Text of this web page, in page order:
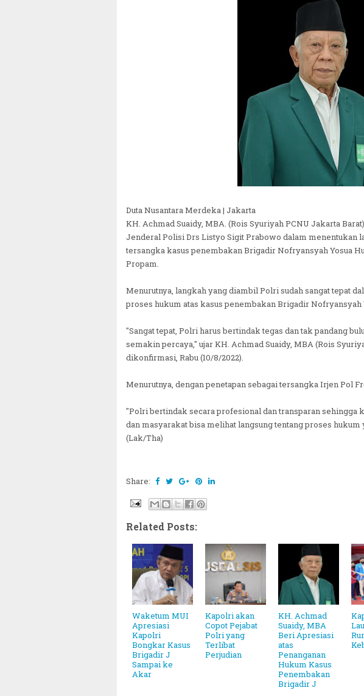
Duta Nusantara Merdeka | Jakarta
KH. Achmad Suaidy, MBA. (Rois Syuriyah PCNU Jakarta
Jenderal Polisi Drs Listyo Sigit Prabowo dalam menentukan
tersangka kasus penembakan Brigadir Nofryansyah Yosua
Propam.
Menurutnya, langkah yang diambil Polri sudah sangat tepat
proses hukum atas kasus penembakan Brigadir Nofryansyah
"Sangat tepat, Polri harus bertindak tegas dan tak pandang
semakin percaya," ujar KH. Achmad Suaidy, MBA (Rois
dikonfirmasi, Rabu (10/8/2022).
Menurutnya, dengan penetapan sebagai tersangka Irjen Pol
"Polri bertindak secara profesional dan transparan sehingga
dan masyarakat bisa melihat langsung tentang proses hukum
(Lak/Tha)
Share:
Related Posts:
Waketum MUI
Apresiasi
Kapolri
Bongkar Kasus
Brigadir J
Sampai ke
Akar
Kapolri akan
Copot Pejabat
Polri yang
Terlibat
Perjudian
KH. Achmad
Suaidy, MBA
Beri Apresiasi
atas
Penanganan
Hukum Kasus
Penembakan
Brigadir J